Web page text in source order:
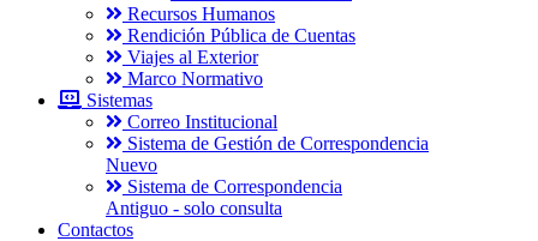
Recursos Humanos
Rendición Pública de Cuentas
Viajes al Exterior
Marco Normativo
Sistemas
Correo Institucional
Sistema de Gestión de Correspondencia
Nuevo
Sistema de Correspondencia
Antiguo - solo consulta
Contactos